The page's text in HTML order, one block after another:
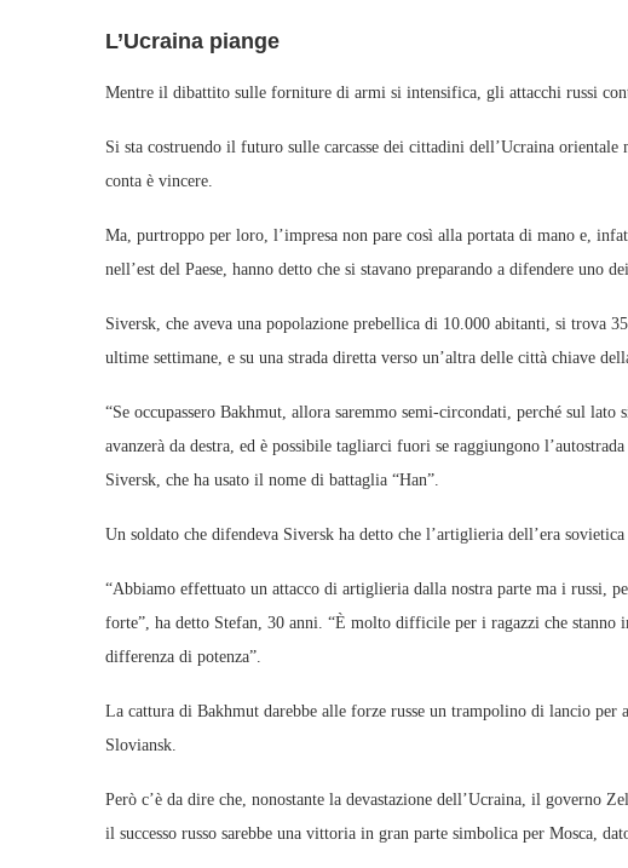
L’Ucraina piange
Mentre il dibattito sulle forniture di armi si intensifica, gli attacchi russi
Si sta costruendo il futuro sulle carcasse dei cittadini dell’Ucraina
conta è vincere.
Ma, purtroppo per loro, l’impresa non pare così alla portata di mano e,
nell’est del Paese, hanno detto che si stavano preparando a difendere uno
Siversk, che aveva una popolazione prebellica di 10.000 abitanti, si trova
ultime settimane, e su una strada diretta verso un’altra delle città chiave
“Se occupassero Bakhmut, allora saremmo semi-circondati, perché sul
avanzerà da destra, ed è possibile tagliarci fuori se raggiungono
Siversk, che ha usato il nome di battaglia “Han”.
Un soldato che difendeva Siversk ha detto che l’artiglieria dell’era
“Abbiamo effettuato un attacco di artiglieria dalla nostra parte ma i russi,
forte”, ha detto Stefan, 30 anni. “È molto difficile per i ragazzi che
differenza di potenza”.
La cattura di Bakhmut darebbe alle forze russe un trampolino di lancio per
Sloviansk.
Però c’è da dire che, nonostante la devastazione dell’Ucraina, il governo
il successo russo sarebbe una vittoria in gran parte simbolica per Mosca,